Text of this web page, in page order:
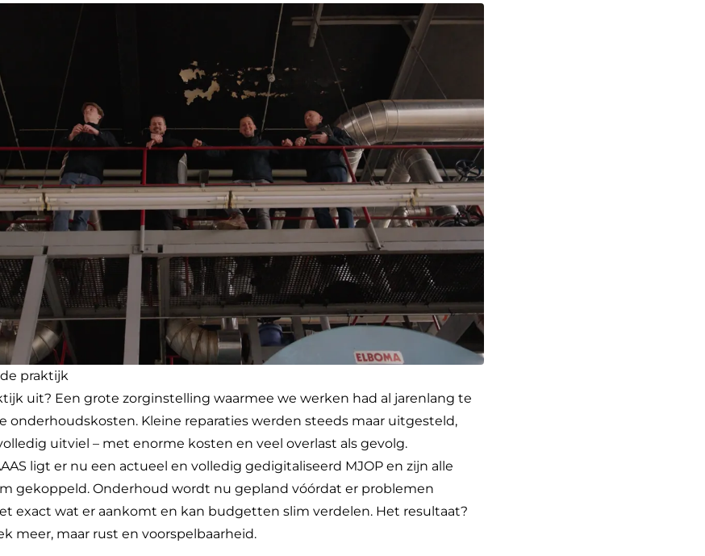
praktijk
uit? Een grote zorginstelling waarmee we werken had al jarenlang te
onderhoudskosten. Kleine reparaties werden steeds maar uitgesteld,
uitviel – met enorme kosten en veel overlast als gevolg.
ligt er nu een actueel en volledig gedigitaliseerd MJOP en zijn alle
gekoppeld. Onderhoud wordt nu gepland vóórdat er problemen
exact wat er aankomt en kan budgetten slim verdelen. Het resultaat?
meer, maar rust en voorspelbaarheid.